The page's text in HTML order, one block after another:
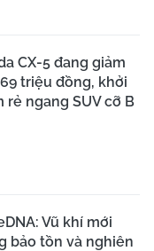
CX-5 đang giảm
triệu đồng, khởi
rẻ ngang SUV cỡ B
Vũ khí mới
bảo tồn và nghiên